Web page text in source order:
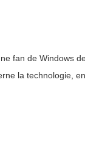
fan de Windows
la technologie,